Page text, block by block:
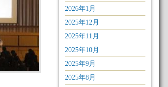
2026年1月
2025年12月
2025年11月
2025年10月
2025年9月
2025年8月